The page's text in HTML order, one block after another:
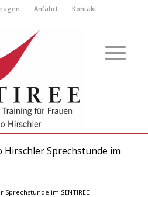
Anfahrt Kontakt
Hirschler Sprechstunde im
Sprechstunde im SENTIREE